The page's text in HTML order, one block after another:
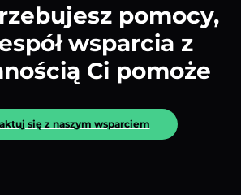
pomocy,
wsparcia z
Ci pomoże
się z naszym wsparciem